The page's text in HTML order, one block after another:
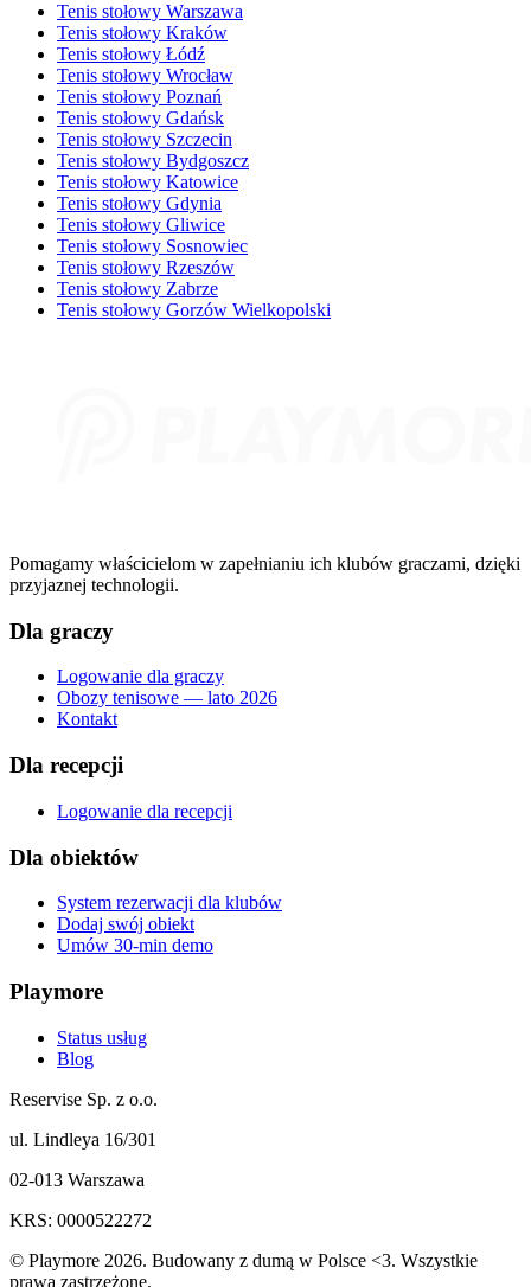
Tenis stołowy Warszawa
Tenis stołowy Kraków
Tenis stołowy Łódź
Tenis stołowy Wrocław
Tenis stołowy Poznań
Tenis stołowy Gdańsk
Tenis stołowy Szczecin
Tenis stołowy Bydgoszcz
Tenis stołowy Katowice
Tenis stołowy Gdynia
Tenis stołowy Gliwice
Tenis stołowy Sosnowiec
Tenis stołowy Rzeszów
Tenis stołowy Zabrze
Tenis stołowy Gorzów Wielkopolski
Pomagamy właścicielom w zapełnianiu ich klubów graczami, dzięki
przyjaznej technologii.
Dla graczy
Logowanie dla graczy
Obozy tenisowe — lato 2026
Kontakt
Dla recepcji
Logowanie dla recepcji
Dla obiektów
System rezerwacji dla klubów
Dodaj swój obiekt
Umów 30-min demo
Playmore
Status usług
Blog
Reservise Sp. z o.o.
ul. Lindleya 16/301
02-013 Warszawa
KRS: 0000522272
© Playmore 2026. Budowany z dumą w Polsce <3. Wszystkie
prawa zastrzeżone.